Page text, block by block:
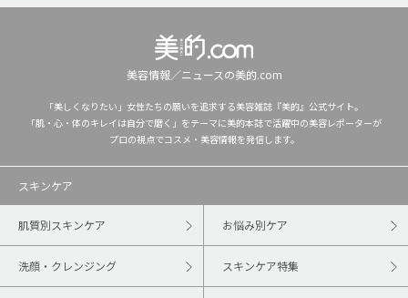
美容情報／ニュースの美的.com
「美しくなりたい」女性たちの願いを追求する美容雑誌『美的』公式サイト。
「肌・心・体のキレイは自分で磨く」をテーマに美的本誌で活躍中の美容レポーターが
プロの視点でコスメ・美容情報を発信します。
スキンケア
肌質別スキンケア お悩み別ケア
洗顔・クレンジング スキンケア特集